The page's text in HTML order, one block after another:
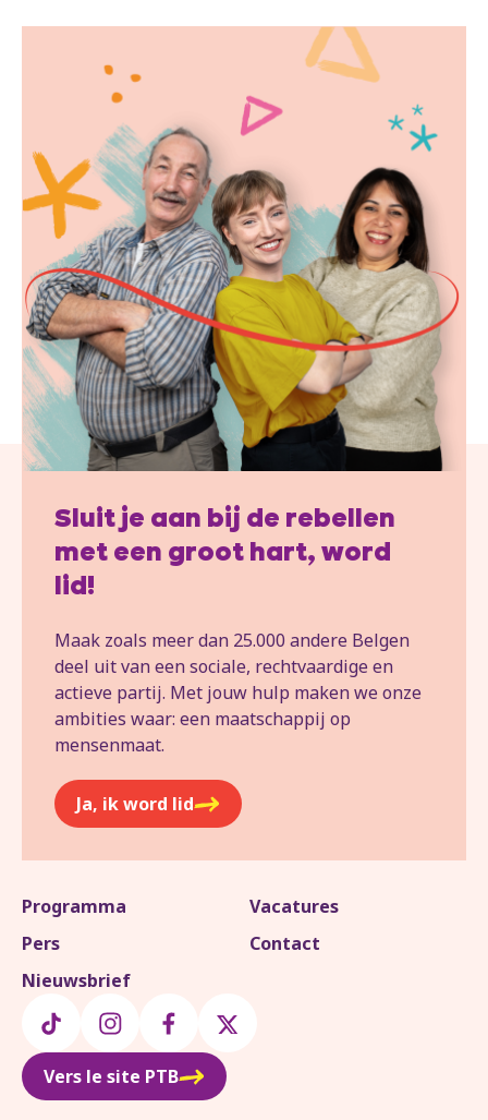
Sluit je aan bij de rebellen
met een groot hart, word
lid!
Maak zoals meer dan 25.000 andere Belgen
deel uit van een sociale, rechtvaardige en
actieve partij. Met jouw hulp maken we onze
ambities waar: een maatschappij op
mensenmaat.
Ja, ik word lid
Programma
Vacatures
Pers
Contact
Nieuwsbrief
Vers le site PTB